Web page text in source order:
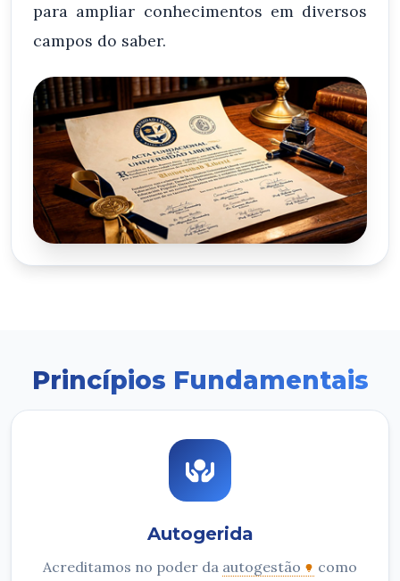
para ampliar conhecimentos em diversos
campos do saber.
Princípios Fundamentais
Autogerida
Acreditamos no poder da autogestão
como